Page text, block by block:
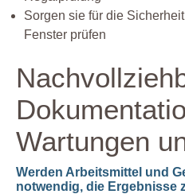
Sorgen sie für die
Fenster prüfen
Wartungen
Werden Arbeitsmittel und
notwendig, die Ergebnisse